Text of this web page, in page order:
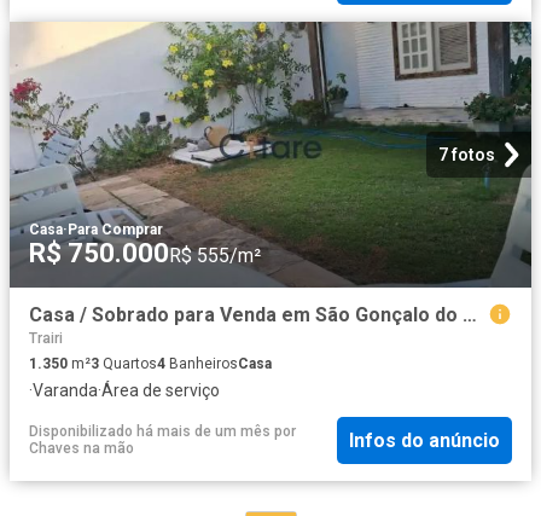
7 fotos
Casa· Para Comprar
R$ 750.000R$ 555/m²
Casa / Sobrado para Venda em São Gonçalo do Amarante/CE Colônia dos Professores 3 Quartos
Trairi
1.350 m²3 Quartos4 BanheirosCasa
·Varanda·Área de serviço
Disponibilizado há mais de um mês por
Chaves na mão
Infos do anúncio